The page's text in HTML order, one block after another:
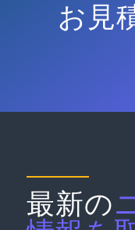
お見
最新の